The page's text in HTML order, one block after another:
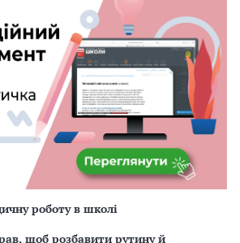
роботу в школі
щоб розбавити рутину й